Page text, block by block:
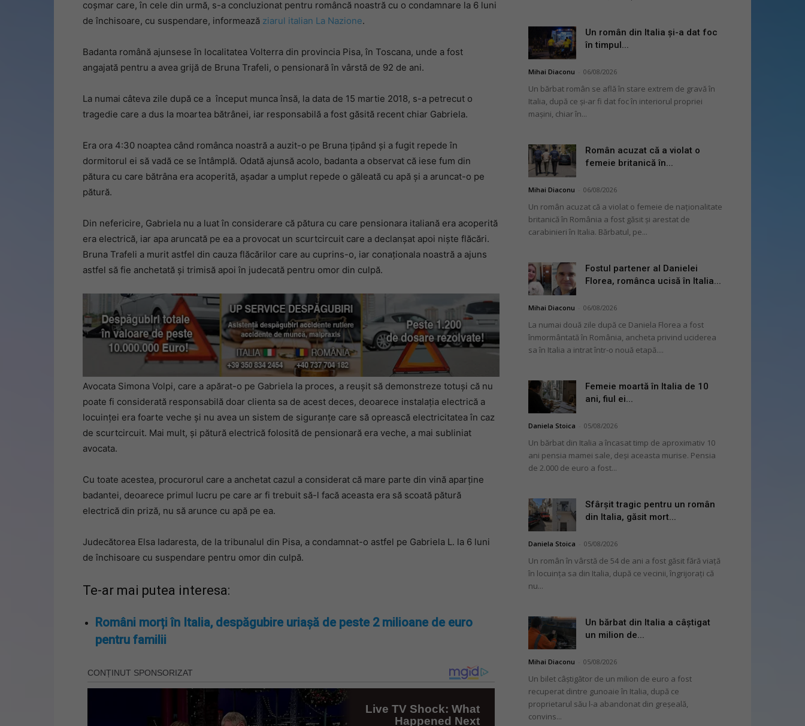
din
Italia
coșmar care, în cele din urmă, s-a concluzionat pentru româncă noastră cu o condamnare la 6 luni
de închisoare, cu suspendare, informează ziarul italian La Nazione.
Badanta română ajunsese în localitatea Volterra din provincia Pisa, în Toscana, unde a fost
angajată pentru a avea grijă de Bruna Trafeli, o pensionară în vârstă de 92 de ani.
La numai câteva zile după ce a început munca însă, la data de 15 martie 2018, s-a petrecut o
tragedie care a dus la moartea bătrânei, iar responsabilă a fost găsită recent chiar Gabriela.
Era ora 4:30 noaptea când românca noastră a auzit-o pe Bruna țipând și a fugit repede în
dormitorul ei să vadă ce se întâmplă. Odată ajunsă acolo, badanta a observat că iese fum din
pătura cu care bătrâna era acoperită, așadar a umplut repede o găleată cu apă și a aruncat-o pe
pătură.
Din nefericire, Gabriela nu a luat în considerare că pătura cu care pensionara italiană era acoperită
era electrică, iar apa aruncată pe ea a provocat un scurtcircuit care a declanșat apoi niște flăcări.
Bruna Trafeli a murit astfel din cauza flăcărilor care au cuprins-o, iar conaționala noastră a ajuns
astfel să fie anchetată și trimisă apoi în judecată pentru omor din culpă.
Avocata Simona Volpi, care a apărat-o pe Gabriela la proces, a reușit să demonstreze totuși că nu
poate fi considerată responsabilă doar clienta sa de acest deces, deoarece instalația electrică a
locuinței era foarte veche și nu avea un sistem de siguranțe care să oprească electricitatea în caz
de scurtcircuit. Mai mult, și pătură electrică folosită de pensionară era veche, a mai subliniat
avocata.
Cu toate acestea, procurorul care a anchetat cazul a considerat că mare parte din vină aparține
badantei, deoarece primul lucru pe care ar fi trebuit să-l facă aceasta era să scoată pătură
electrică din priză, nu să arunce cu apă pe ea.
Judecătorea Elsa Iadaresta, de la tribunalul din Pisa, a condamnat-o astfel pe Gabriela L. la 6 luni
de închisoare cu suspendare pentru omor din culpă.
Te-ar mai putea interesa:
Români morți în Italia, despăgubire uriașă de peste 2 milioane de euro
pentru familii
Un român din Italia și-a dat foc
în timpul...
Mihai Diaconu 06/08/2026
Un bărbat român se află în stare extrem de gravă în
Italia, după ce și-ar fi dat foc în interiorul propriei
mașini, chiar în...
Român acuzat că a violat o
femeie britanică în...
Mihai Diaconu 06/08/2026
Un român acuzat că a violat o femeie de naționalitate
britanică în România a fost găsit și arestat de
carabinieri în Italia. Bărbatul, pe...
Fostul partener al Danielei
Florea, românca ucisă în Italia...
Mihai Diaconu 06/08/2026
La numai două zile după ce Daniela Florea a fost
înmormântată în România, ancheta privind uciderea
sa în Italia a intrat într-o nouă etapă....
Femeie moartă în Italia de 10
ani, fiul ei...
Daniela Stoica 05/08/2026
Un bărbat din Italia a încasat timp de aproximativ 10
ani pensia mamei sale, deși aceasta murise. Pensia
de 2.000 de euro a fost...
Sfârșit tragic pentru un român
din Italia, găsit mort...
Daniela Stoica 05/08/2026
Un român în vârstă de 54 de ani a fost găsit fără viață
în locuința sa din Italia, după ce vecinii, îngrijorați că
nu...
Un bărbat din Italia a câștigat
un milion de...
Mihai Diaconu 05/08/2026
Un bilet câștigător de un milion de euro a fost
recuperat dintre gunoaie în Italia, după ce
proprietarul său l-a abandonat din greșeală,
convins...